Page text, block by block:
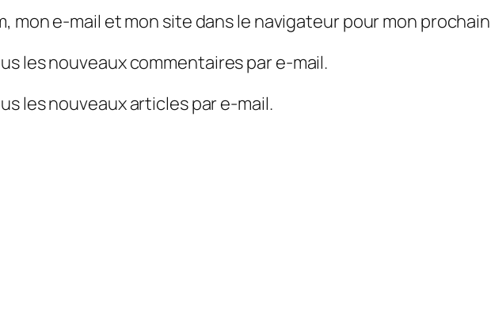
mon e-mail et mon site dans le navigateur pour mon
les nouveaux commentaires par e-mail.
les nouveaux articles par e-mail.